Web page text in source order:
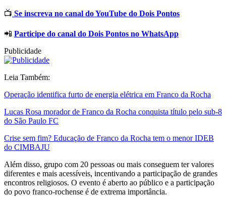
📺 Se inscreva no canal do YouTube do Dois Pontos
📲 Participe do canal do Dois Pontos no WhatsApp
Publicidade
Leia Também:
Operação identifica furto de energia elétrica em Franco da Rocha
Lucas Rosa morador de Franco da Rocha conquista título pelo sub-8
do São Paulo FC
Crise sem fim? Educação de Franco da Rocha tem o menor IDEB
do CIMBAJU
Além disso, grupo com 20 pessoas ou mais conseguem ter valores
diferentes e mais acessíveis, incentivando a participação de grandes
encontros religiosos. O evento é aberto ao público e a participação
do povo franco-rochense é de extrema importância.